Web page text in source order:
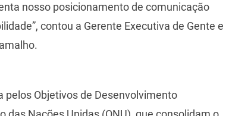
nosso posicionamento de comunicação
contou a Gerente Executiva de Gente e
pelos Objetivos de Desenvolvimento